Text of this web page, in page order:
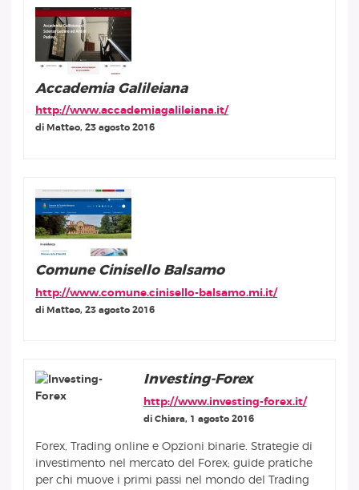
Accademia Galileiana
http://www.accademiagalileiana.it/
di Matteo, 23 agosto 2016
Comune Cinisello Balsamo
http://www.comune.cinisello-balsamo.mi.it/
di Matteo, 23 agosto 2016
Investing-Forex
http://www.investing-forex.it/
di Chiara, 1 agosto 2016
Forex, Trading online e Opzioni binarie. Strategie di
investimento nel mercato del Forex; guide pratiche
per chi muove i primi passi nel mondo del Trading